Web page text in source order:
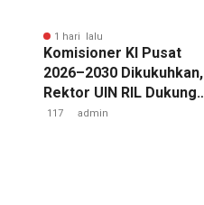
1 hari lalu
Komisioner KI Pusat
2026–2030 Dikukuhkan,
Rektor UIN RIL Dukung
Penguatan Tata Kelola
117 admin